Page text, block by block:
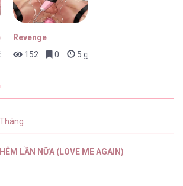
Chinh Phục Nữ Thần [...] – Chap 23
Che)
trước
Revenge
152
0 5 giờ trước
Tháng
LẦN NỮA (LOVE ME AGAIN)